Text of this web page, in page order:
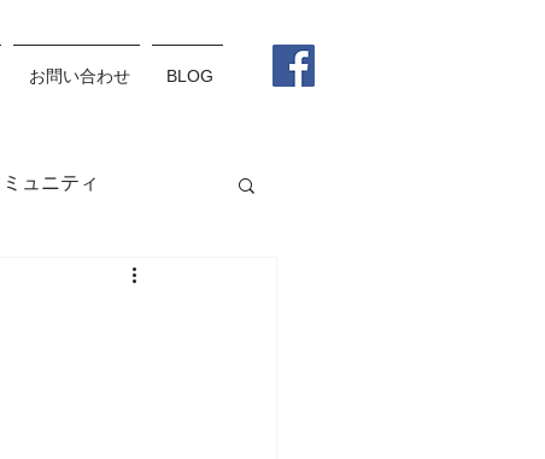
お問い合わせ BLOG
ュニティ
メガネ